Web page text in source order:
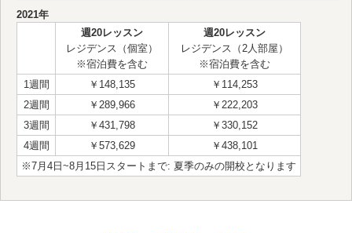
2021年
週20レッスン
レジデンス（個室）
※宿泊費を含む
週20レッスン
レジデンス（2人部屋）
※宿泊費を含む
1週間
￥148,135
￥114,253
2週間
￥289,966
￥222,203
3週間
￥431,798
￥330,152
4週間
￥573,629
￥438,101
※7月4日~8月15日スタートまで: 夏季のみの開校となります